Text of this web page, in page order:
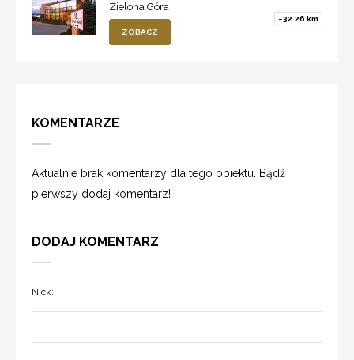
Zielona Góra
~32.26 km
ZOBACZ
KOMENTARZE
Aktualnie brak komentarzy dla tego obiektu. Bądź
pierwszy dodaj komentarz!
DODAJ KOMENTARZ
Nick: